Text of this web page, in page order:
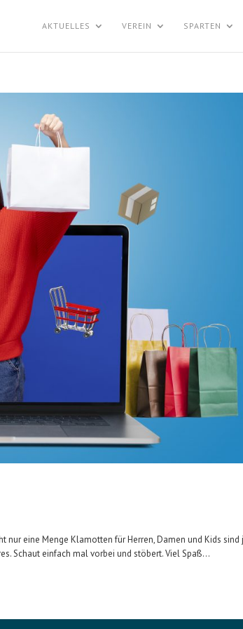
AKTUELLES VEREIN SPARTEN
nur eine Menge Klamotten für Herren, Damen und Kids sind
Schaut einfach mal vorbei und stöbert. Viel Spaß...